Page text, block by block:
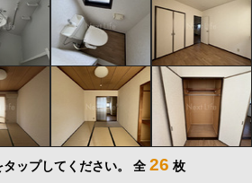
ップしてください。 全 26 枚